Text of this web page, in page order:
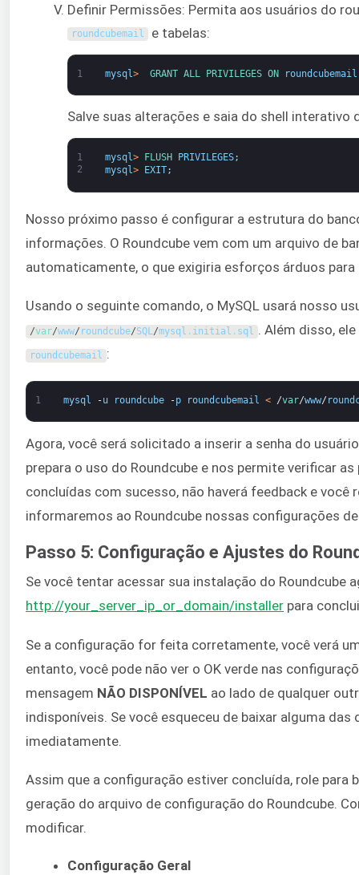
Definir Permissões: Permita aos usuários do
roundcubemail e tabelas:
1 mysql > GRANT ALL PRIVILEGES ON roundcubemail
Salve suas alterações e saia do shell interativo
1
2
mysql > FLUSH PRIVILEGES;
mysql> EXIT;
Nosso próximo passo é configurar a estrutura do
informações. O Roundcube vem com um arquivo de
automaticamente, o que exigiria esforços árduos
Usando o seguinte comando, o MySQL usará nosso
/var/www/ roundcube/SQL/mysql . initial . sql . Além disso,
roundcubemail :
1 mysql -u roundcube -p roundcubemail < /var/www/
Agora, você será solicitado a inserir a senha do
prepara o uso do Roundcube e nos permite verificar
concluídas com sucesso, não haverá feedback e
informaremos ao Roundcube nossas configurações
Passo 5: Configuração e Ajustes do
Se você tentar acessar sua instalação do Roundcube
http://your_server_ip_or_domain/installer para
Se a configuração for feita corretamente, você verá
entanto, você pode não ver o OK verde nas
mensagem NÃO DISPONÍVEL ao lado de qualquer
indisponíveis. Se você esqueceu de baixar alguma das
imediatamente.
Assim que a configuração estiver concluída, role para
geração do arquivo de configuração do Roundcube.
modificar.
Configuração Geral